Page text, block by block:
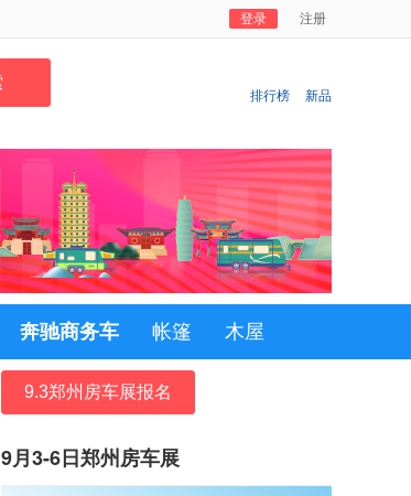
注册
登录
排行榜 新品
奔驰商务车 帐篷 木屋
9.3郑州房车展报名
9月3-6日郑州房车展